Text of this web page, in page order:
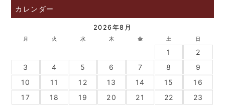
カレンダー
2026年8月
月 火 水 木 金 土 日
1
2
3
4 5 6 7 8
9
10
11 12 13 14 15
16
17
18 19 20 21 22
23